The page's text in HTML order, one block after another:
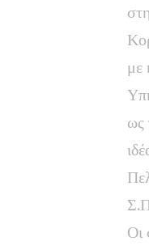
με
ως
Οι